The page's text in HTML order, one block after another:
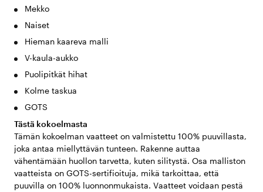
Mekko
Naiset
Hieman kaareva malli
V-kaula-aukko
Puolipitkät hihat
Kolme taskua
GOTS
Tästä kokoelmasta
Tämän kokoelman vaatteet on valmistettu 100% puuvillasta,
joka antaa miellyttävän tunteen. Rakenne auttaa
vähentämään huollon tarvetta, kuten silitystä. Osa malliston
vaatteista on GOTS-sertifioituja, mikä tarkoittaa, että
puuvilla on 100% luonnonmukaista. Vaatteet voidaan pestä